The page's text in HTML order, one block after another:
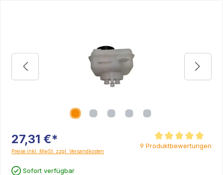
27,31 €*
Preise inkl. MwSt. zzgl. Versandkosten
Durchschnittliche
9 Produktbewertungen
Sofort verfügbar